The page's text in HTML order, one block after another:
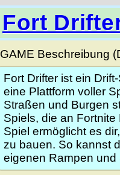
Fort
GAME Beschreibung
Fort Drifter ist ein
eine Plattform voller
Straßen und Burgen
Spiels, die an
Spiel ermöglicht es
zu bauen. So kannst
eigenen Rampen